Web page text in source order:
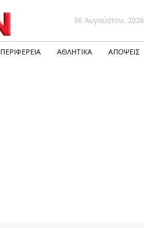
06 Αυγούστου, 2026
ΠΕΡΙΦΈΡΕΙΑ ΑΘΛΗΤΙΚΆ ΑΠΌΨΕΙΣ